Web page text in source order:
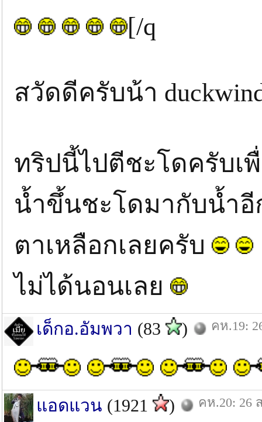
[/q
สวัดดีครับน้า
ทริปนี้ไปตีชะโดครับเ
น้ำขึ้นชะโดมากับน้ำอี
ตาเหลือกเลยครับ
ไม่ได้นอนเลย
เด็กอ.อัมพวา (83 ) คห.19:
แอดแวน (1921 ) คห.20: 26